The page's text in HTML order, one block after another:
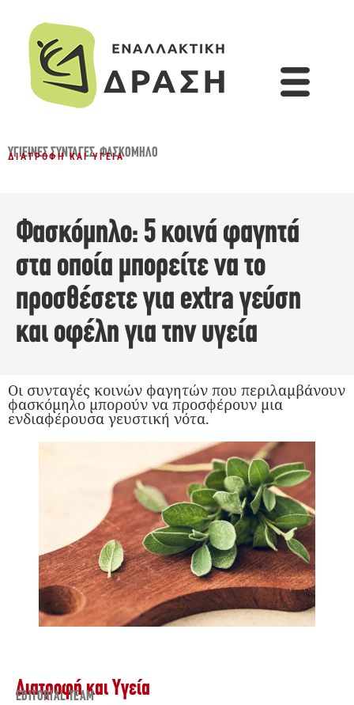
ΥΓΙΕΙΝΈΣ ΣΥΝΤΑΓΈΣ,ΦΑΣΚΌΜΗΛΟ
ΔΙΑΤΡΟΦΉ ΚΑΙ ΥΓΕΊΑ
Φασκόμηλο: 5 κοινά φαγητά
στα οποία μπορείτε να το
προσθέσετε για extra γεύση
και οφέλη για την υγεία
Οι συνταγές κοινών φαγητών που περιλαμβάνουν
φασκόμηλο μπορούν να προσφέρουν μια
ενδιαφέρουσα γευστική νότα.
Διατροφή και Υγεία
EDITORIAL TEAM